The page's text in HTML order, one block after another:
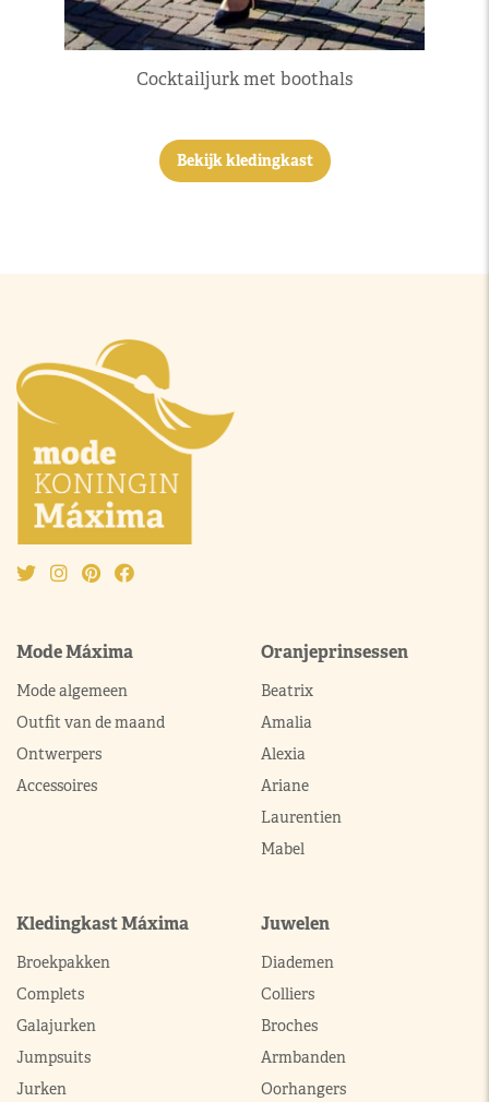
Cocktailjurk met boothals
Bekijk kledingkast
Mode Máxima
Mode algemeen
Outfit van de maand
Ontwerpers
Accessoires
Oranjeprinsessen
Beatrix
Amalia
Alexia
Ariane
Laurentien
Mabel
Kledingkast Máxima
Broekpakken
Complets
Galajurken
Jumpsuits
Jurken
Juwelen
Diademen
Colliers
Broches
Armbanden
Oorhangers